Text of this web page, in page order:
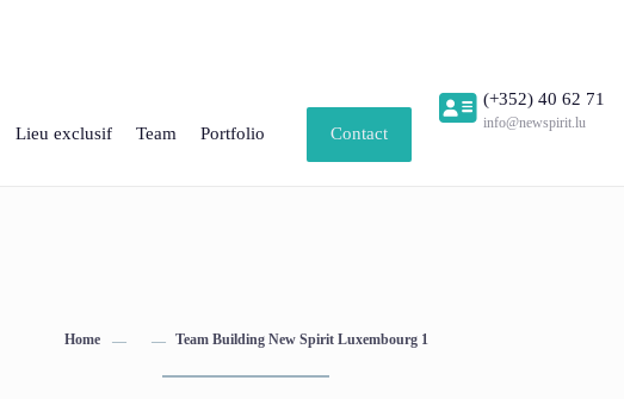
Lieu exclusif Team Portfolio Contact
(+352) 40 62 71
info@newspirit.lu
Home Team Building New Spirit Luxembourg 1